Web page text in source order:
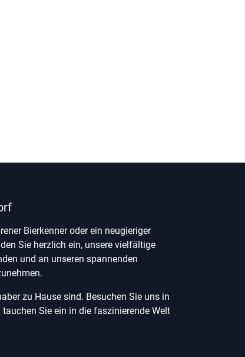
Bierkenner oder ein neugieriger
Sie herzlich ein, unsere vielfältige
und an unseren spannenden
zu Hause sind. Besuchen Sie uns in
Sie ein in die faszinierende Welt